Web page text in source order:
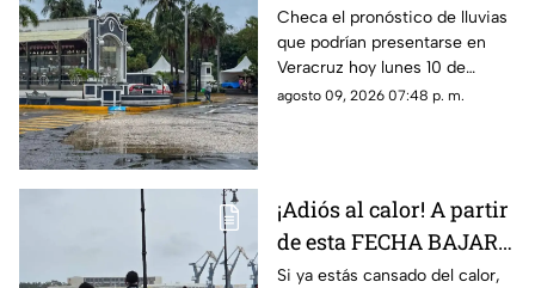
lluvias en el estado de
Veracruz hoy 10 de
agosto de 2026
Checa el pronóstico de lluvias
que podrían presentarse en
Veracruz hoy lunes 10 de
agosto de 2026, así como la
agosto 09, 2026 07:48 p. m.
¡Adiós al calor! A partir
de esta FECHA BAJARÁ
la TEMPERATURA en
Si ya estás cansado del calor,